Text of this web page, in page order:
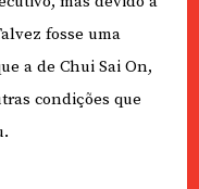
fosse uma
a de Chui Sai On,
condições que